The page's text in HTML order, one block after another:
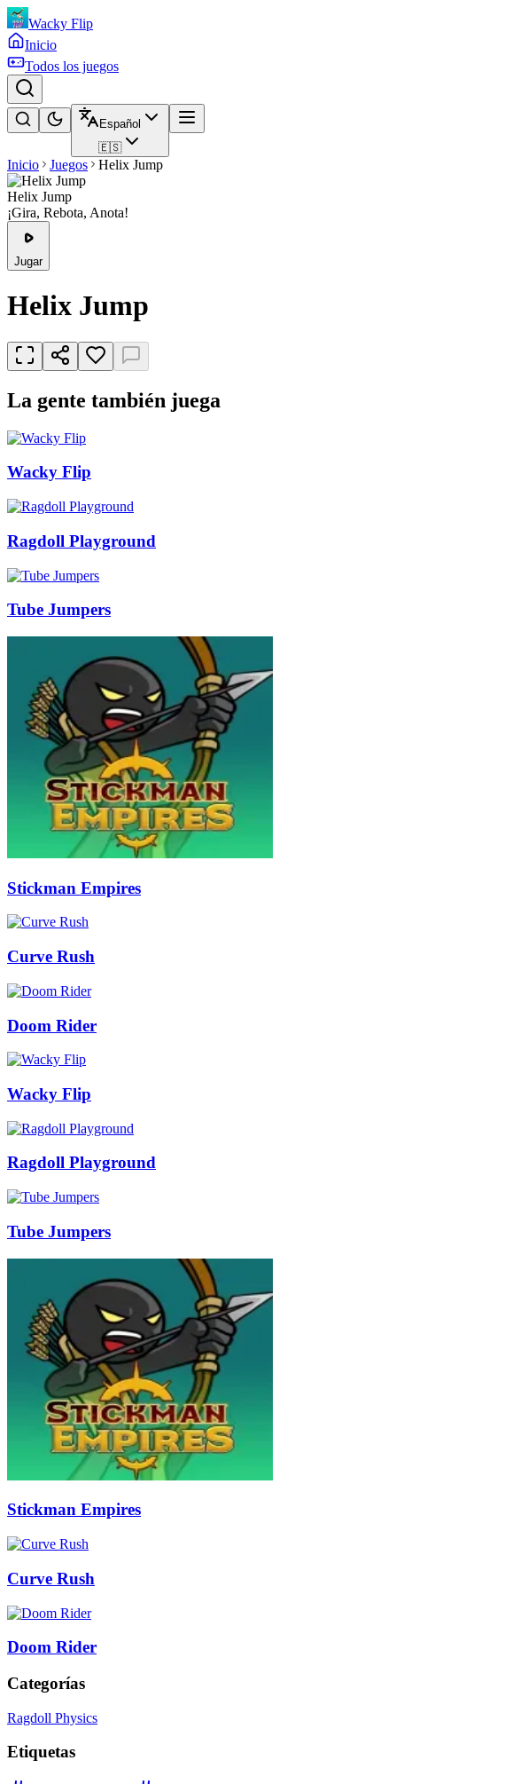
Wacky Flip
Inicio
Todos los juegos
Español
🇪🇸
Inicio Juegos Helix Jump
Helix Jump
¡Gira, Rebota, Anota!
Jugar
Helix Jump
La gente también juega
Wacky Flip
Ragdoll Playground
Tube Jumpers
Stickman Empires
Curve Rush
Doom Rider
Wacky Flip
Ragdoll Playground
Tube Jumpers
Stickman Empires
Curve Rush
Doom Rider
Categorías
Ragdoll Physics
Etiquetas